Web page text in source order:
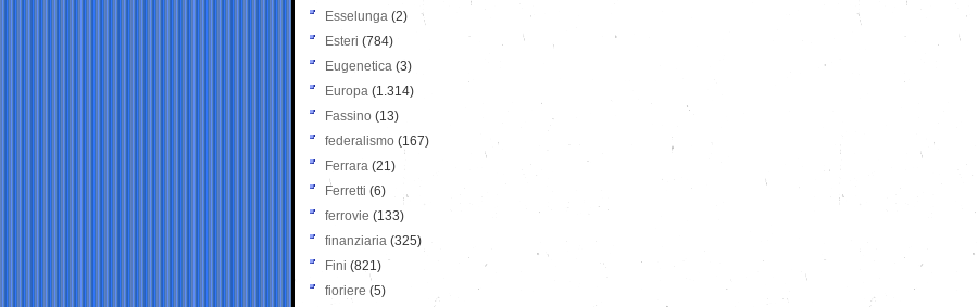
Esselunga (2)
Esteri (784)
Eugenetica (3)
Europa (1.314)
Fassino (13)
federalismo (167)
Ferrara (21)
Ferretti (6)
ferrovie (133)
finanziaria (325)
Fini (821)
fioriere (5)